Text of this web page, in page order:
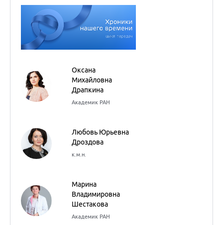
Оксана
Михайловна
Драпкина
Академик РАН
Любовь Юрьевна
Дроздова
к.м.н.
Марина
Владимировна
Шестакова
Академик РАН